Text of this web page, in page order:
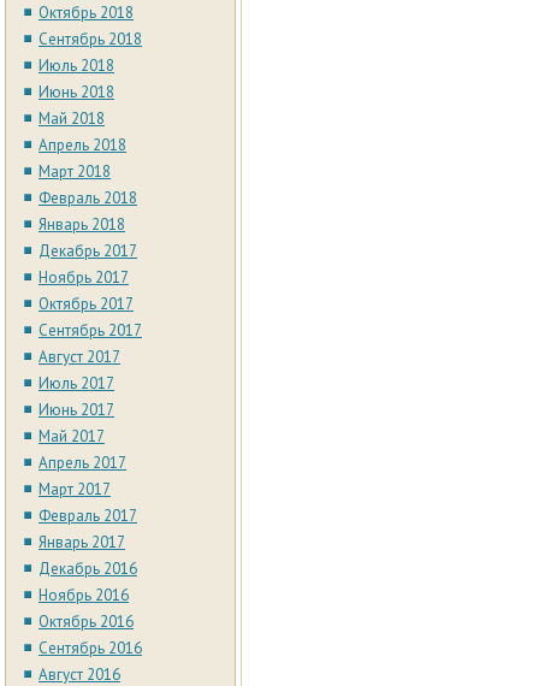
Октябрь 2018
Сентябрь 2018
Июль 2018
Июнь 2018
Май 2018
Апрель 2018
Март 2018
Февраль 2018
Январь 2018
Декабрь 2017
Ноябрь 2017
Октябрь 2017
Сентябрь 2017
Август 2017
Июль 2017
Июнь 2017
Май 2017
Апрель 2017
Март 2017
Февраль 2017
Январь 2017
Декабрь 2016
Ноябрь 2016
Октябрь 2016
Сентябрь 2016
Август 2016